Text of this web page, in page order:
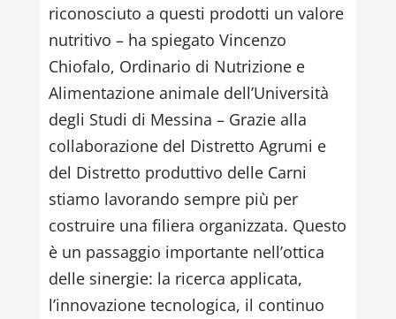
riconosciuto a questi prodotti un valore
nutritivo – ha spiegato Vincenzo
Chiofalo, Ordinario di Nutrizione e
Alimentazione animale dell’Università
degli Studi di Messina – Grazie alla
collaborazione del Distretto Agrumi e
del Distretto produttivo delle Carni
stiamo lavorando sempre più per
costruire una filiera organizzata. Questo
è un passaggio importante nell’ottica
delle sinergie: la ricerca applicata,
l’innovazione tecnologica, il continuo